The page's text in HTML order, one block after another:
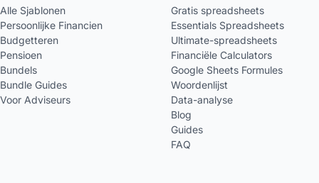
Alle Sjablonen
Persoonlijke Financien
Budgetteren
Pensioen
Bundels
Bundle Guides
Voor Adviseurs
Gratis spreadsheets
Essentials Spreadsheets
Ultimate-spreadsheets
Financiële Calculators
Google Sheets Formules
Woordenlijst
Data-analyse
Blog
Guides
FAQ